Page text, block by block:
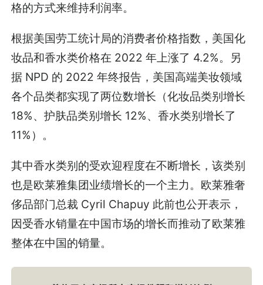
格的方式来维持利润率。
根据美国劳工统计局的消费者价格指数，美国化
妆品和香水类价格在 2022 年上涨了 4.2%。另
据 NPD 的 2022 年终报告，美国高端美妆领域
各个品类都实现了两位数增长（化妆品类别增长
18%、护肤品类别增长 12%、香水类别增长了
11%）。
其中香水类别的受欢迎程度在不断增长，该类别
也是欧莱雅集团业绩增长的一个主力。欧莱雅奢
侈品部门总裁 Cyril Chapuy 此前也公开表示，
因受香水销量在中国市场的增长而推动了欧莱雅
整体在中国的销量。